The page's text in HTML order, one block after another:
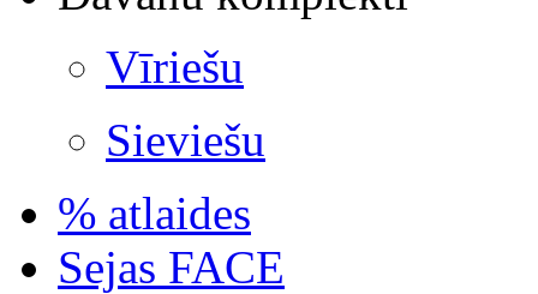
Vīriešu
Sieviešu
% atlaides
Sejas FACE